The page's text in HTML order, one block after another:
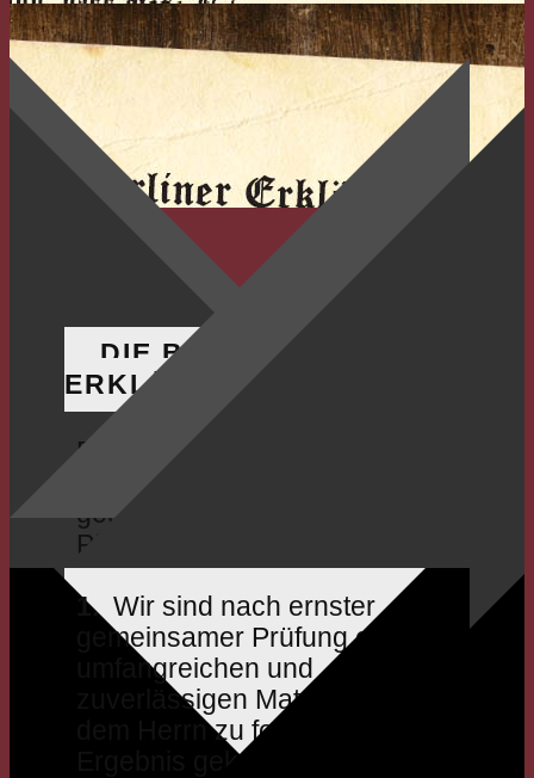
DIE BERLINER
ERKLÄRUNG
Die unterzeichneten Brüder
erheben warnend ihre Stimme
gegen die so genannte
Pfingstbewegung.
1. Wir sind nach ernster
gemeinsamer Prüfung eines
umfangreichen und
zuverlässigen Materials vor
dem Herrn zu folgendem
Ergebnis gekommen: